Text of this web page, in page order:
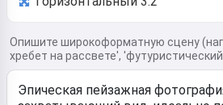
Опишите широкоформатную сцену
хребет на рассвете',